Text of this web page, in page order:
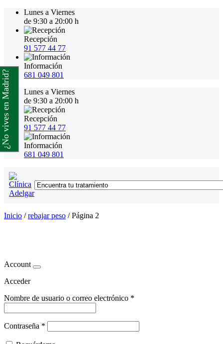
Lunes a Viernes
de 9:30 a 20:00 h
Recepción
91 577 44 77
Información
681 049 801
Lunes a Viernes
de 9:30 a 20:00 h
Recepción
91 577 44 77
Información
681 049 801
Inicio /rebajar peso /Página 2
Account
Acceder
Nombre de usuario o correo electrónico *
Contraseña *
¿No vives en Madrid?